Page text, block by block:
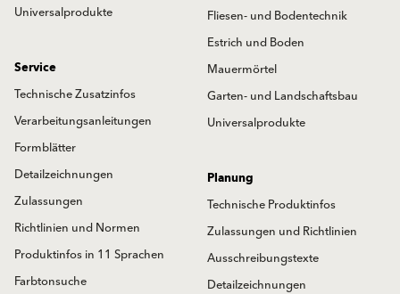
Universalprodukte
Fliesen- und Bodentechnik
Estrich und Boden
Mauermörtel
Garten- und Landschaftsbau
Universalprodukte
Service
Technische Zusatzinfos
Verarbeitungsanleitungen
Formblätter
Detailzeichnungen
Zulassungen
Richtlinien und Normen
Produktinfos in 11 Sprachen
Farbtonsuche
Planung
Technische Produktinfos
Zulassungen und Richtlinien
Ausschreibungstexte
Detailzeichnungen